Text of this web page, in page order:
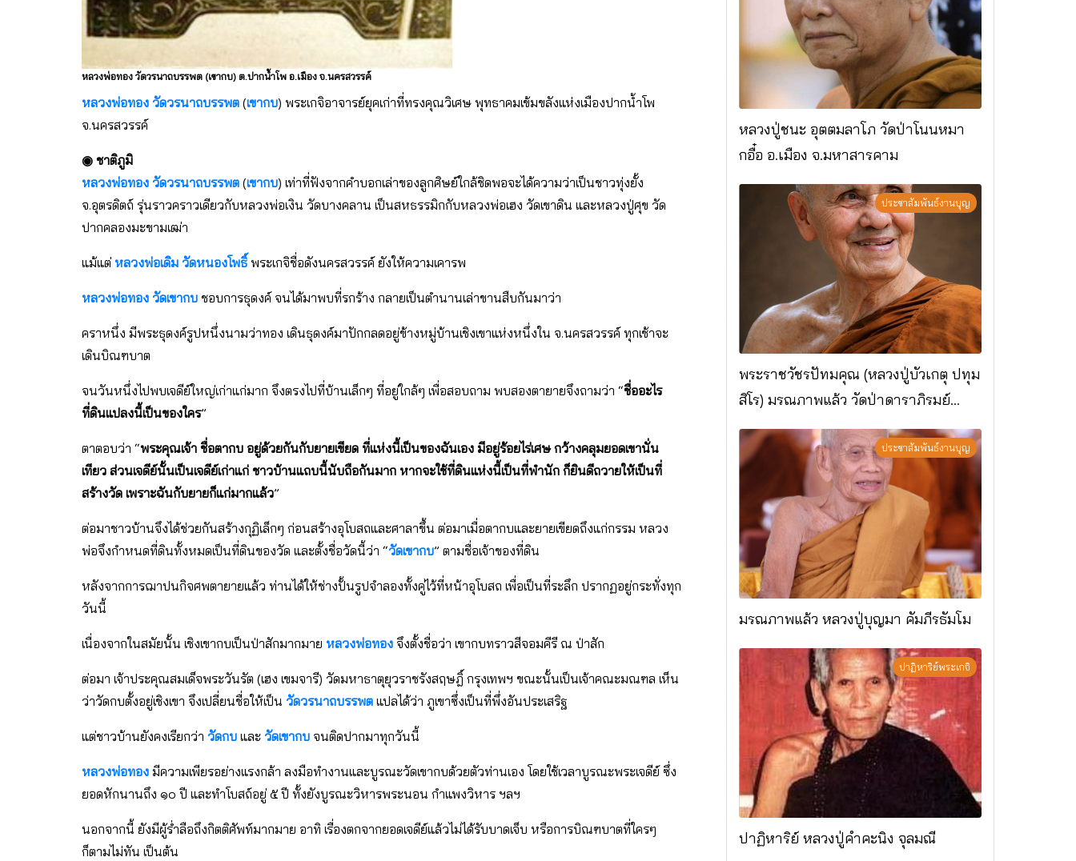
หลวงพ่อทอง วัดวรนาถบรรพต (เขากบ) ต.ปากน้ำโพ อ.เมือง จ.นครสวรรค์
หลวงพ่อทอง วัดวรนาถบรรพต (เขากบ) พระเกจิอาจารย์ยุคเก่าที่ทรงคุณวิเศษ พุทธาคมเข้มขลังแห่งเมืองปากน้ำโพ
จ.นครสวรรค์
◉ ชาติภูมิ
หลวงพ่อทอง วัดวรนาถบรรพต (เขากบ) เท่าที่ฟังจากคำบอกเล่าของลูกศิษย์ใกล้ชิดพอจะได้ความว่าเป็นชาวทุ่งยั้ง
จ.อุตรดิตถ์ รุ่นราวคราวเดียวกับหลวงพ่อเงิน วัดบางคลาน เป็นสหธรรมิกกับหลวงพ่อเฮง วัดเขาดิน และหลวงปู่ศุข วัด
ปากคลองมะขามเฒ่า
แม้แต่ หลวงพ่อเดิม วัดหนองโพธิ์ พระเกจิชื่อดังนครสวรรค์ ยังให้ความเคารพ
หลวงพ่อทอง วัดเขากบ ชอบการธุดงค์ จนได้มาพบที่รกร้าง กลายเป็นตำนานเล่าขานสืบกันมาว่า
คราหนึ่ง มีพระธุดงค์รูปหนึ่งนามว่าทอง เดินธุดงค์มาปักกลดอยู่ข้างหมู่บ้านเชิงเขาแห่งหนึ่งใน จ.นครสวรรค์ ทุกเช้าจะ
เดินบิณฑบาต
จนวันหนึ่งไปพบเจดีย์ใหญ่เก่าแก่มาก จึงตรงไปที่บ้านเล็กๆ ที่อยู่ใกล้ๆ เพื่อสอบถาม พบสองตายายจึงถามว่า “ชื่ออะไร
ที่ดินแปลงนี้เป็นของใคร”
ตาตอบว่า “พระคุณเจ้า ชื่อตากบ อยู่ด้วยกันกับยายเขียด ที่แห่งนี้เป็นของฉันเอง มีอยู่ร้อยไร่เศษ กว้างคลุมยอดเขานั่น
เทียว ส่วนเจดีย์นั้นเป็นเจดีย์เก่าแก่ ชาวบ้านแถบนี้นับถือกันมาก หากจะใช้ที่ดินแห่งนี้เป็นที่พำนัก ก็ยินดีถวายให้เป็นที่
สร้างวัด เพราะฉันกับยายก็แก่มากแล้ว”
ต่อมาชาวบ้านจึงได้ช่วยกันสร้างกุฏิเล็กๆ ก่อนสร้างอุโบสถและศาลาขึ้น ต่อมาเมื่อตากบและยายเขียดถึงแก่กรรม หลวง
พ่อจึงกำหนดที่ดินทั้งหมดเป็นที่ดินของวัด และตั้งชื่อวัดนี้ว่า “วัดเขากบ” ตามชื่อเจ้าของที่ดิน
หลังจากการฌาปนกิจศพตายายแล้ว ท่านได้ให้ช่างปั้นรูปจำลองทั้งคู่ไว้ที่หน้าอุโบสถ เพื่อเป็นที่ระลึก ปรากฏอยู่กระทั่งทุก
วันนี้
เนื่องจากในสมัยนั้น เชิงเขากบเป็นป่าสักมากมาย หลวงพ่อทอง จึงตั้งชื่อว่า เขากบทราวสีจอมคีรี ณ ป่าสัก
ต่อมา เจ้าประคุณสมเด็จพระวันรัต (เฮง เขมจารี) วัดมหาธาตุยุวราชรังสฤษฎิ์ กรุงเทพฯ ขณะนั้นเป็นเจ้าคณะมณฑล เห็น
ว่าวัดกบตั้งอยู่เชิงเขา จึงเปลี่ยนชื่อให้เป็น วัดวรนาถบรรพต แปลได้ว่า ภูเขาซึ่งเป็นที่พึ่งอันประเสริฐ
แต่ชาวบ้านยังคงเรียกว่า วัดกบ และ วัดเขากบ จนติดปากมาทุกวันนี้
หลวงพ่อทอง มีความเพียรอย่างแรงกล้า ลงมือทำงานและบูรณะวัดเขากบด้วยตัวท่านเอง โดยใช้เวลาบูรณะพระเจดีย์ ซึ่ง
ยอดหักนานถึง ๑๐ ปี และทำโบสถ์อยู่ ๕ ปี ทั้งยังบูรณะวิหารพระนอน กำแพงวิหาร ฯลฯ
นอกจากนี้ ยังมีผู้ร่ำลือถึงกิตติศัพท์มากมาย อาทิ เรื่องตกจากยอดเจดีย์แล้วไม่ได้รับบาดเจ็บ หรือการบิณฑบาตที่ใครๆ
ก็ตามไม่ทัน เป็นต้น
หลวงปู่ชนะ อุตตมลาโภ วัดป่าโนนหมา
กอื๋อ อ.เมือง จ.มหาสารคาม
ประชาสัมพันธ์งานบุญ
พระราชวัชรปัทมคุณ (หลวงปู่บัวเกตุ ปทุม
สิโร) มรณภาพแล้ว วัดป่าดาราภิรมย์
อ.แม่ริม จ.เชียงใหม่
ประชาสัมพันธ์งานบุญ
มรณภาพแล้ว หลวงปู่บุญมา คัมภีรธัมโม
ปาฏิหาริย์พระเกจิ
ปาฏิหาริย์ หลวงปู่คำคะนิง จุลมณี